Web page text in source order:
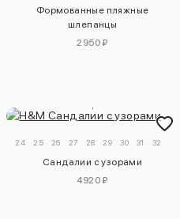
Формованные пляжные
шлепанцы
2950 ₽
24 25 26 27 28 29 30 31 32
Сандалии с узорами
4920 ₽